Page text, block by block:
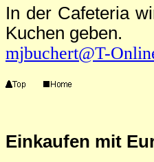
In der Cafeteria
Kuchen geben.
mjbuchert@T-
Einkaufen mit